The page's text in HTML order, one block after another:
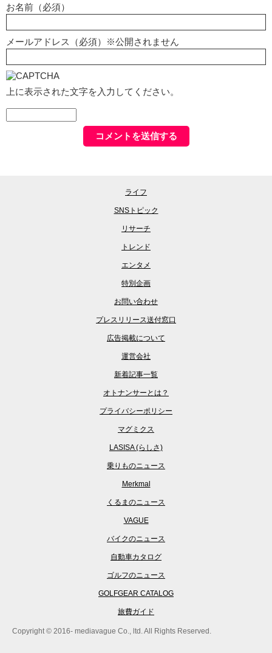
お名前（必須）
メールアドレス（必須）※公開されません
上に表示された文字を入力してください。
ライフ
SNSトピック
リサーチ
トレンド
エンタメ
特別企画
お問い合わせ
プレスリリース送付窓口
広告掲載について
運営会社
新着記事一覧
オトナンサーとは？
プライバシーポリシー
マグミクス
LASISA (らしさ)
乗りものニュース
Merkmal
くるまのニュース
VAGUE
バイクのニュース
自動車カタログ
ゴルフのニュース
GOLFGEAR CATALOG
旅費ガイド
Copyright © 2016- mediavague Co., ltd. All Rights Reserved.